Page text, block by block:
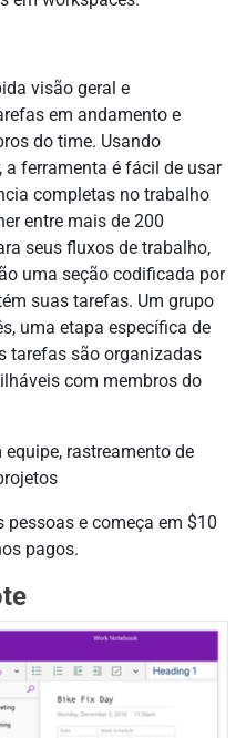
visão geral e
em andamento e
do time. Usando
a ferramenta é fácil de usar
completas no trabalho
entre mais de 200
seus fluxos de trabalho,
uma seção codificada por
suas tarefas. Um grupo
uma etapa específica de
tarefas são organizadas
com membros do
equipe, rastreamento de
pessoas e começa em $10
pagos.